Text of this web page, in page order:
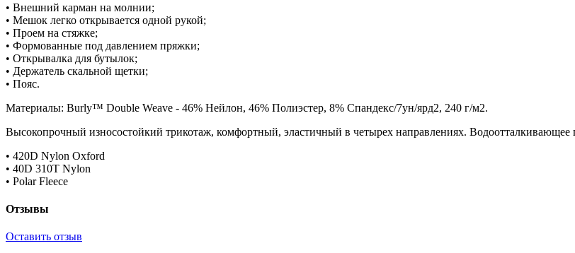
• Внешний карман на молнии;
• Мешок легко открывается одной рукой;
• Проем на стяжке;
• Формованные под давлением пряжки;
• Открывалка для бутылок;
• Держатель скальной щетки;
• Пояс.
Материалы: Burly™ Double Weave - 46% Нейлон, 46% Полиэстер, 8% Спандекс/7ун/ярд2, 240 г/м2.
Высокопрочный износостойкий трикотаж, комфортный, эластичный в четырех направлениях.
• 420D Nylon Oxford
• 40D 310T Nylon
• Polar Fleece
Отзывы
Оставить отзыв